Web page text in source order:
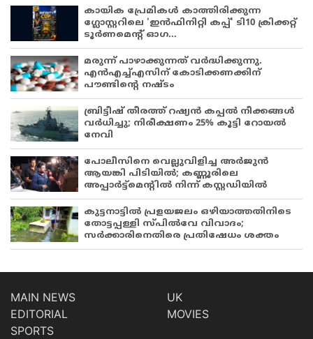
കായിക പ്രേമികള്‍ കാത്തിരിക്കുന്ന
ഗ്ലോസ്റ്ററിലെ 'ഇന്‍ഫിനിറ്റി കപ്പ്' ടി10 ക്രിക്കറ്റ്
ടൂര്‍ണമെന്റ് ഓഗ...
മരുന്ന് പാഴാക്കുന്നത് വർദ്ധിക്കുന്നു.
എൻഎച്ച്എസിന് കോടിക്കണക്കിന്
പൗണ്ടിന്റെ നഷ്ടം
ബ്രിട്ടീഷ് തീരത്ത് റഷ്യൻ കപ്പൽ നീക്കങ്ങൾ
വർധിച്ചു; നിരീക്ഷണം 25% കൂട്ടി റോയൽ
നേവി
പോലീസിനെ വെല്ലുവിളിച്ച അർജുൻ
ആയങ്കി പിടിയിൽ; കണ്ണൂരിലെ
അപ്പാർട്ട്‌മെന്റിൽ നിന്ന് കസ്റ്റഡിയിൽ
കുട്ടനാട്ടിൽ പ്രളയജലം ഒഴിയാത്തതിനിടെ
തോട്ടപ്പള്ളി സ്പിൽവേ വിവാദം;
സർക്കാരിനെതിരെ പ്രതിഷേധം ശക്തം
MAIN NEWS
EDITORIAL
SPORTS
UK
MOVIES